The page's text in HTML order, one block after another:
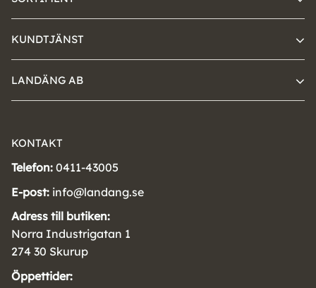
KUNDTJÄNST
LANDÄNG AB
KONTAKT
Telefon: 0411-43005
E-post: info@landang.se
Adress till butiken:
Norra Industrigatan 1
274 30 Skurup
Öppettider: